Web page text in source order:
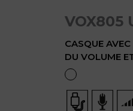
VOX805
CASQUE
DU VOLUME